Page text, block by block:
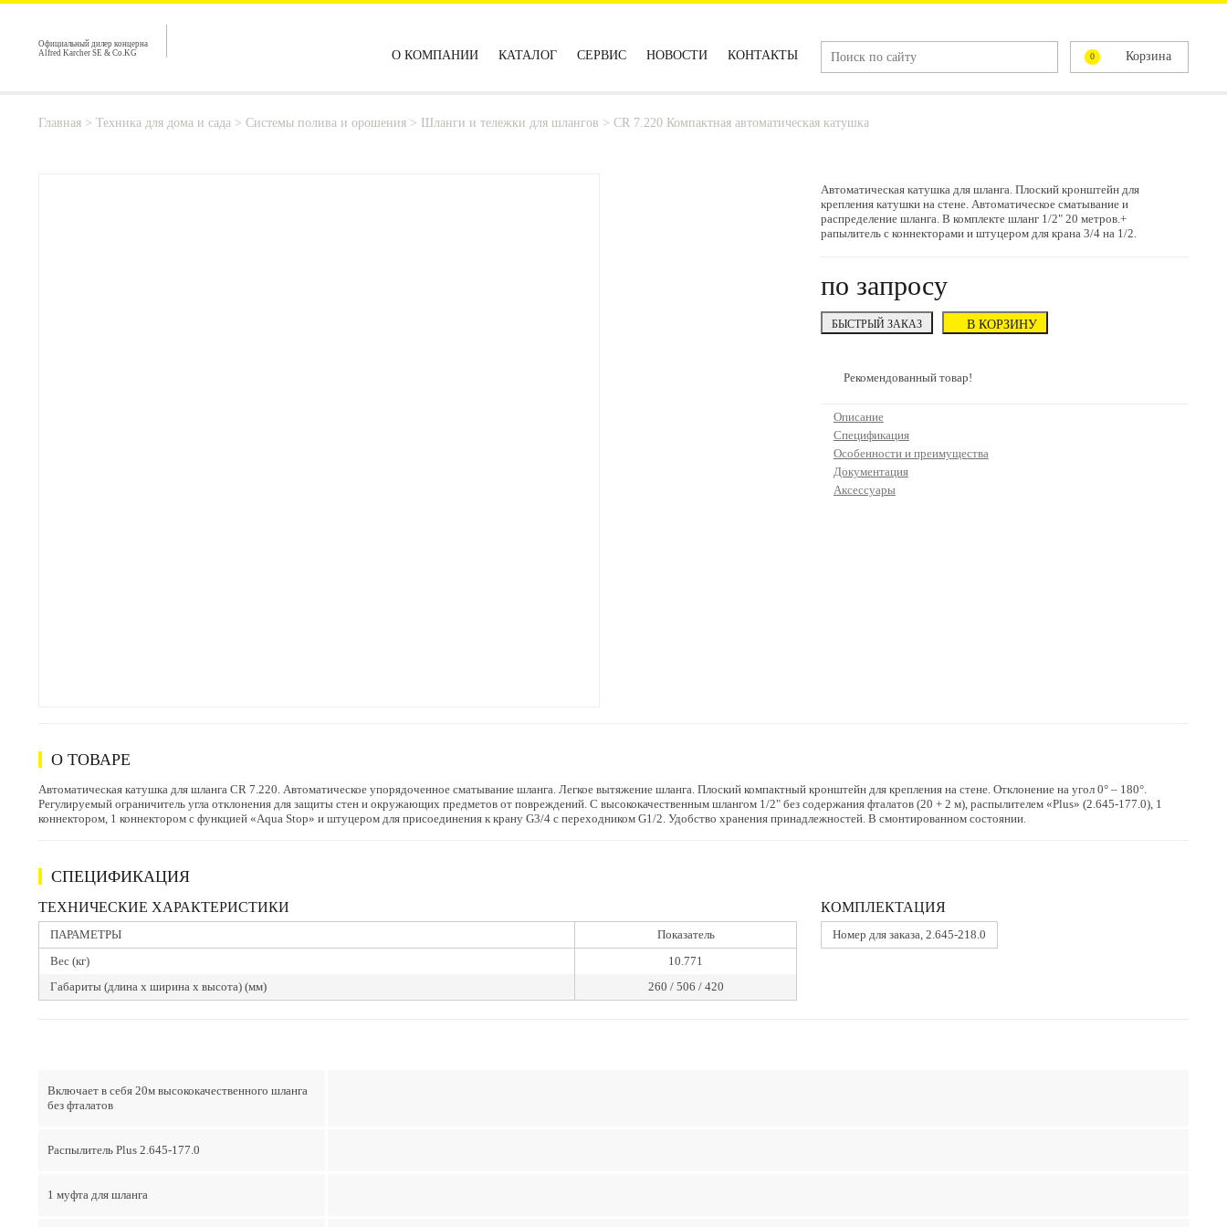
Официальный дилер концерна
Alfred Karcher SE & Co.KG
О КОМПАНИИ КАТАЛОГ СЕРВИС НОВОСТИ КОНТАКТЫ 0 Корзина
Главная > Техника для дома и сада > Системы полива и орошения > Шланги и тележки для шлангов > CR 7.220 Компактная автоматическая катушка
Автоматическая катушка для шланга. Плоский кронштейн для
крепления катушки на стене. Автоматическое сматывание и
распределение шланга. В комплекте шланг 1/2" 20 метров.+
рапылитель с коннекторами и штуцером для крана 3/4 на 1/2.
по запросу
БЫСТРЫЙ ЗАКАЗ В КОРЗИНУ
Рекомендованный товар!
Описание
Спецификация
Особенности и преимущества
Документация
Аксессуары
О ТОВАРЕ
Автоматическая катушка для шланга CR 7.220. Автоматическое упорядоченное сматывание шланга. Легкое вытяжение шланга. Плоский компактный кронштейн для крепления на стене. Отклонение на угол 0° – 180°.
Регулируемый ограничитель угла отклонения для защиты стен и окружающих предметов от повреждений. С высококачественным шлангом 1/2" без содержания фталатов (20 + 2 м), распылителем «Plus» (2.645-177.0), 1
коннектором, 1 коннектором с функцией «Aqua Stop» и штуцером для присоединения к крану G3/4 с переходником G1/2. Удобство хранения принадлежностей. В смонтированном состоянии.
СПЕЦИФИКАЦИЯ
ТЕХНИЧЕСКИЕ ХАРАКТЕРИСТИКИ
ПАРАМЕТРЫ
Показатель
Вес (кг)
10.771
Габариты (длина х ширина х высота) (мм)
260 / 506 / 420
КОМПЛЕКТАЦИЯ
Номер для заказа, 2.645-218.0
Включает в себя 20м высококачественного шланга
без фталатов
Распылитель Plus 2.645-177.0
1 муфта для шланга